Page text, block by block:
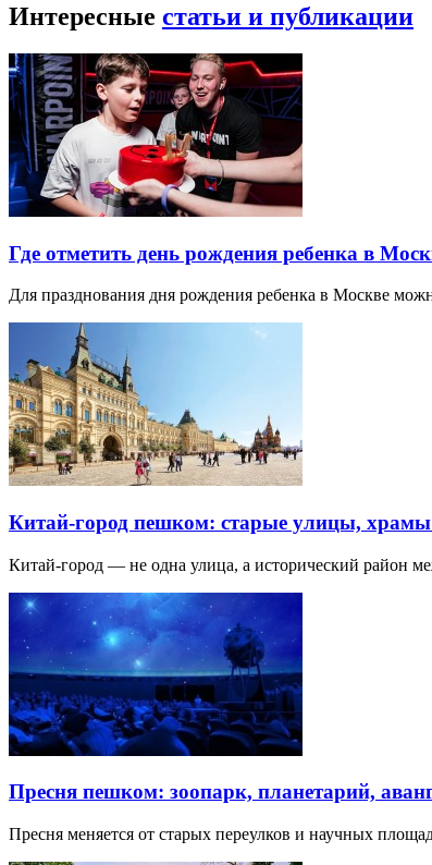
Интересные статьи и публикации
Где отметить день рождения ребенка в
Для празднования дня рождения ребенка в Москве
Китай-город пешком: старые улицы, храмы
Китай-город — не одна улица, а исторический район
Пресня пешком: зоопарк, планетарий,
Пресня меняется от старых переулков и научных